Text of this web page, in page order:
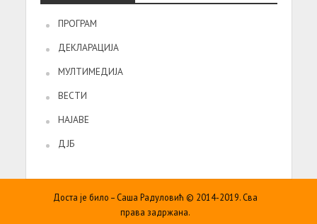
ПРОГРАМ
ДЕКЛАРАЦИЈА
МУЛТИМЕДИЈА
ВЕСТИ
НАЈАВЕ
ДЈБ
Доста је било – Саша Радуловић © 2014-2019. Сва
права задржана.